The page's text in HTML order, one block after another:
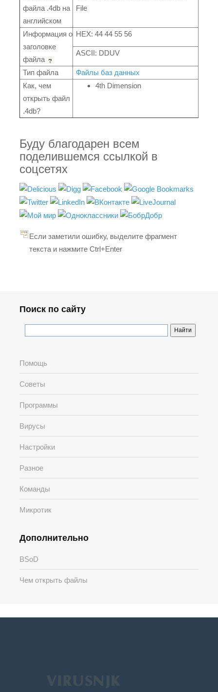
файла .4db на
английском
File
Информация о
заголовке
файла
HEX: 44 44 55 56
ASCII: DDUV
Тип файла
Файлы баз данных
Как, чем
открыть файл
.4db?
4th Dimension
Буду благодарен всем
поделившемся ссылкой в
соцсетях
Если заметили ошибку, выделите фрагмент
текста и нажмите Ctrl+Enter
Поиск по сайту
Помощь
Советы
Программы
Вирусы
Настройки
Разное
Команды
Микротик
Дополнительно
BSoD
Чем открыть файлы